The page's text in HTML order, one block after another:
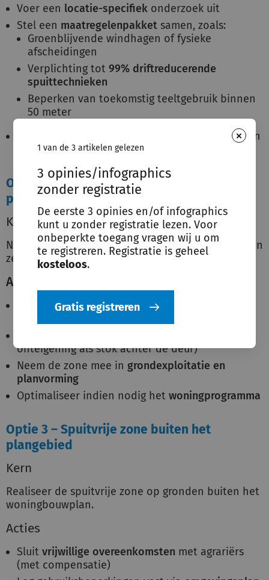
×
1 van de 3 artikelen gelezen
3 opinies/infographics
zonder registratie
De eerste 3 opinies en/of infographics
kunt u zonder registratie lezen. Voor
onbeperkte toegang vragen wij u om
te registreren. Registratie is geheel
kosteloos.
Gratis registreren
Voer een locatie-specifiek onderzoek uit
Stel een maatregelenpakket samen, zoals:
Groenblijvende windhagen of fysieke
afscheidingen
Verplichting tot 99% driftreducerende
spuittechnieken
Beperken van toekomstig teeltgebruik binnen
50 meter
in het omgevingsplan
of via vergunningsvoorwaarden (BOPA)
Optie 2 – Spuitvrije zone binnen het
plangebied
Kern
Neem de spuitvrije zone op in het woningbouwplan
zelf.
Acties
Reserveer ruimtebinnen het plangebied (bijv.
onteigening als stok achter de deur)
Neem de zone mee in grondexploitatie en
planvorming
Optimaliseer indien nodig het woningprogramma
Optie 3 – Spuitvrije zone buiten het
plangebied
Kern
Realiseer de spuitvrije zone op gronden buiten het
woningbouwplan.
Acties
Sluit vrijwillige overeenkomsten met agrariërs
(met compensatie)